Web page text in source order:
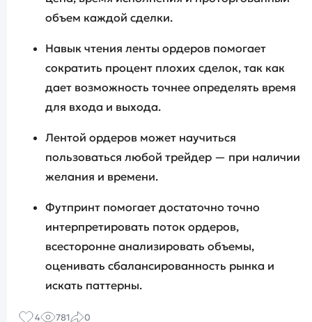
объем каждой сделки.
Навык чтения ленты ордеров помогает
сократить процент плохих сделок, так как
дает возможность точнее определять время
для входа и выхода.
Лентой ордеров может научиться
пользоваться любой трейдер — при наличии
желания и времени.
Футпринт помогает достаточно точно
интерпретировать поток ордеров,
всесторонне анализировать объемы,
оценивать сбалансированность рынка и
искать паттерны.
4 781 0